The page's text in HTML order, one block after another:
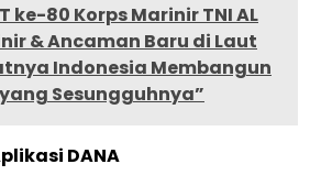
ke-80 Korps Marinir TNI AL
& Ancaman Baru di Laut
Indonesia Membangun
Sesungguhnya”
DANA